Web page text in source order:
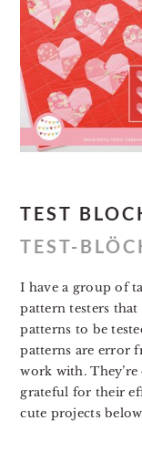
TEST
TEST-
I have a group of
pattern testers
patterns to be
patterns are error
work with.
grateful for their
cute projects